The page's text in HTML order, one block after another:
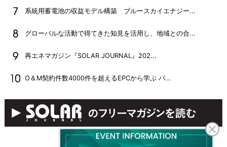
系統用蓄電池の収益モデル構築 ブルースカイエナジー...
グローバルな活動で得てきた知見を活用し、地域との合...
再エネマガジン『SOLAR JOURNAL』202...
O＆M契約件数4000件を超えるEPCから学ぶ パ...